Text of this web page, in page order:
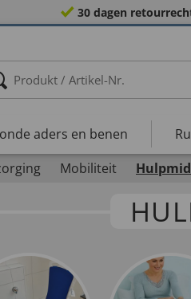
30 dagen
aders en benen
Mobiliteit